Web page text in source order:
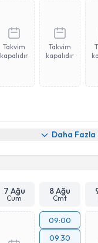
Takvim
kapalıdır
Takvim
kapalıdır
Daha
7 Ağu
Cum
8 Ağu
Cmt
09:00
09:30